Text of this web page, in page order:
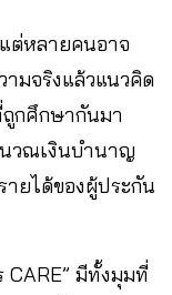
แต่หลายคนอาจ
ามจริงแล้วแนวคิด
ถูกศึกษากันมา
นวณเงินบำนาญ
ยได้ของผู้ประกัน
มีทั้งมุมที่